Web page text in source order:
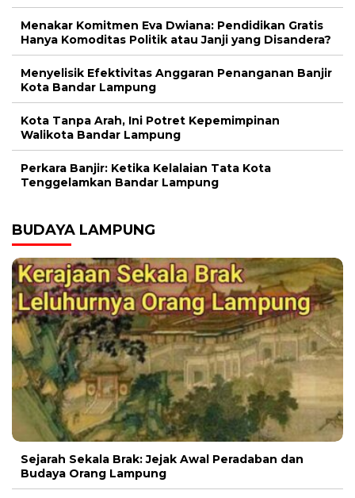
Menakar Komitmen Eva Dwiana: Pendidikan Gratis
Hanya Komoditas Politik atau Janji yang Disandera?
Menyelisik Efektivitas Anggaran Penanganan Banjir
Kota Bandar Lampung
Kota Tanpa Arah, Ini Potret Kepemimpinan
Walikota Bandar Lampung
Perkara Banjir: Ketika Kelalaian Tata Kota
Tenggelamkan Bandar Lampung
BUDAYA LAMPUNG
Sejarah Sekala Brak: Jejak Awal Peradaban dan
Budaya Orang Lampung